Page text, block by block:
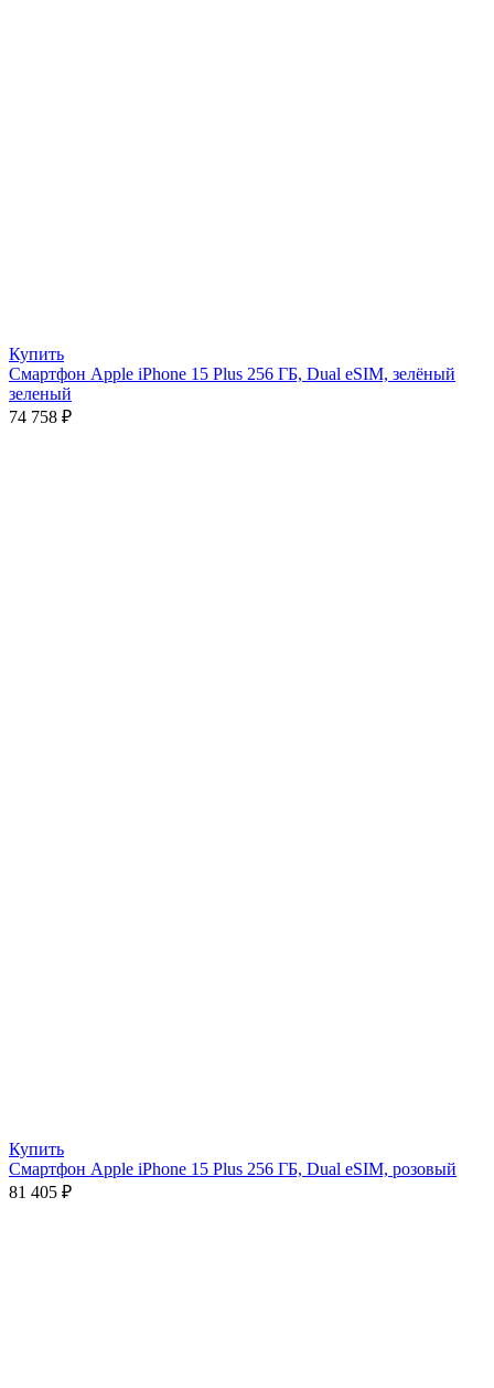
Купить
Смартфон Apple iPhone 15 Plus 256 ГБ, Dual eSIM, зелёный
зеленый
74 758 ₽
Купить
Смартфон Apple iPhone 15 Plus 256 ГБ, Dual eSIM, розовый
81 405 ₽